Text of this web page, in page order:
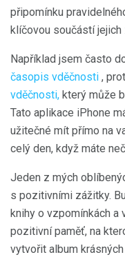
připomínku
klíčovou součástí jejich
Například jsem často
časopis vděčnosti ,
vděčnosti, který může
Tato aplikace iPhone
užitečné mít přímo na
celý den, když máte
Jeden z mých
s pozitivními zážitky.
knihy o vzpomínkách a
pozitivní paměť, na
vytvořit album